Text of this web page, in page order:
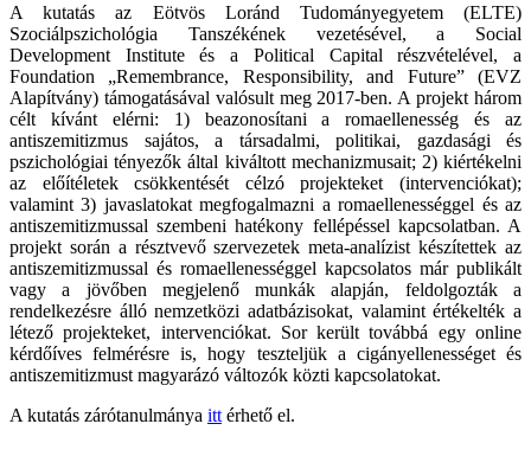
A kutatás az Eötvös Loránd Tudományegyetem (ELTE)
Szociálpszichológia Tanszékének vezetésével, a Social
Development Institute és a Political Capital részvételével, a
Foundation „Remembrance, Responsibility, and Future” (EVZ
Alapítvány) támogatásával valósult meg 2017-ben. A projekt három
célt kívánt elérni: 1) beazonosítani a romaellenesség és az
antiszemitizmus sajátos, a társadalmi, politikai, gazdasági és
pszichológiai tényezők által kiváltott mechanizmusait; 2) kiértékelni
az előítéletek csökkentését célzó projekteket (intervenciókat);
valamint 3) javaslatokat megfogalmazni a romaellenességgel és az
antiszemitizmussal szembeni hatékony fellépéssel kapcsolatban. A
projekt során a résztvevő szervezetek meta-analízist készítettek az
antiszemitizmussal és romaellenességgel kapcsolatos már publikált
vagy a jövőben megjelenő munkák alapján, feldolgozták a
rendelkezésre álló nemzetközi adatbázisokat, valamint értékelték a
létező projekteket, intervenciókat. Sor került továbbá egy online
kérdőíves felmérésre is, hogy teszteljük a cigányellenességet és
antiszemitizmust magyarázó változók közti kapcsolatokat.
A kutatás zárótanulmánya itt érhető el.